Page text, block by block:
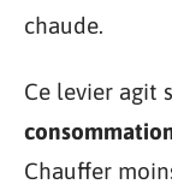
chaude.
Ce levier agit
Chauffer